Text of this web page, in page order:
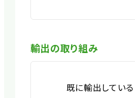
輸出の取り組み
既に輸出している